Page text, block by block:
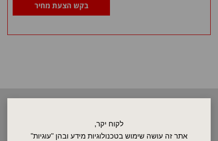
לקוח יקר,
אתר זה עושה שימוש בטכנולוגיות מידע ובהן "עוגיות"
בקש הצעת מחיר